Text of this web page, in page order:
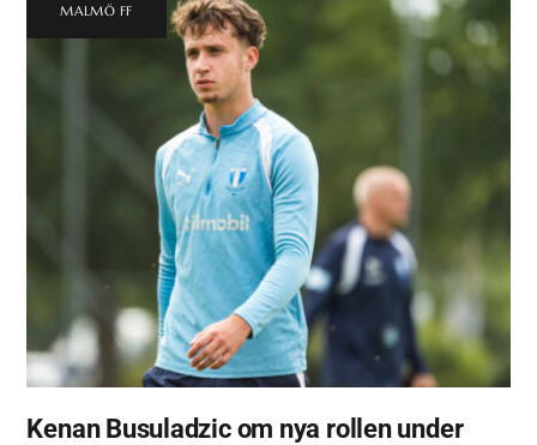
MALMÖ FF
Kenan Busuladzic om nya rollen under